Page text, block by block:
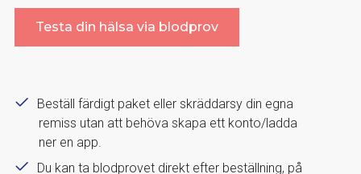
Testa din hälsa via blodprov
Beställ färdigt paket eller skräddarsy din egna
remiss utan att behöva skapa ett konto/ladda
ner en app.
Du kan ta blodprovet direkt efter beställning, på